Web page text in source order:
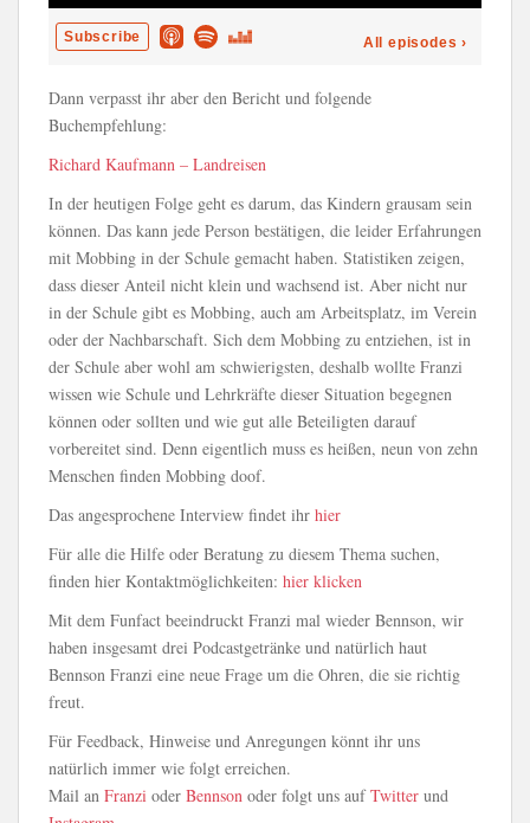
Dann verpasst ihr aber den Bericht und folgende
Buchempfehlung:
Richard Kaufmann – Landreisen
In der heutigen Folge geht es darum, das Kindern grausam sein
können. Das kann jede Person bestätigen, die leider Erfahrungen
mit Mobbing in der Schule gemacht haben. Statistiken zeigen,
dass dieser Anteil nicht klein und wachsend ist. Aber nicht nur
in der Schule gibt es Mobbing, auch am Arbeitsplatz, im Verein
oder der Nachbarschaft. Sich dem Mobbing zu entziehen, ist in
der Schule aber wohl am schwierigsten, deshalb wollte Franzi
wissen wie Schule und Lehrkräfte dieser Situation begegnen
können oder sollten und wie gut alle Beteiligten darauf
vorbereitet sind. Denn eigentlich muss es heißen, neun von zehn
Menschen finden Mobbing doof.
Das angesprochene Interview findet ihr hier
Für alle die Hilfe oder Beratung zu diesem Thema suchen,
finden hier Kontaktmöglichkeiten: hier klicken
Mit dem Funfact beeindruckt Franzi mal wieder Bennson, wir
haben insgesamt drei Podcastgetränke und natürlich haut
Bennson Franzi eine neue Frage um die Ohren, die sie richtig
freut.
Für Feedback, Hinweise und Anregungen könnt ihr uns
natürlich immer wie folgt erreichen.
Mail an Franzi oder Bennson oder folgt uns aufTwitter und